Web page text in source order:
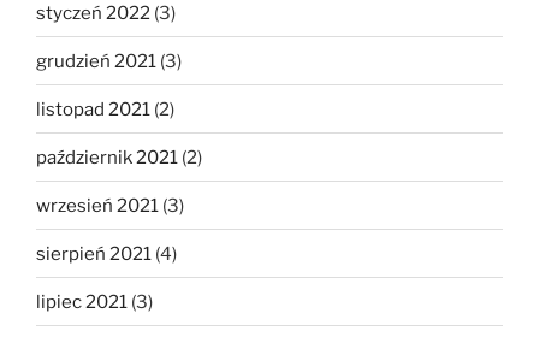
styczeń 2022 (3)
grudzień 2021 (3)
listopad 2021 (2)
październik 2021 (2)
wrzesień 2021 (3)
sierpień 2021 (4)
lipiec 2021 (3)